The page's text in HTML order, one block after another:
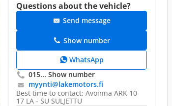
Questions about the vehicle?
Send message
Show number
WhatsApp
015... Show number
myynti@​lakemotors.fi
Best time to contact: Avoinna ARK 10-
17 LA - SU SULJETTU